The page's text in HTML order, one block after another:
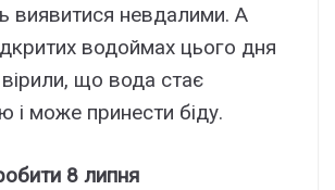
виявитися невдалими. А
водоймах цього дня
що вода стає
і може принести біду.
8 липня